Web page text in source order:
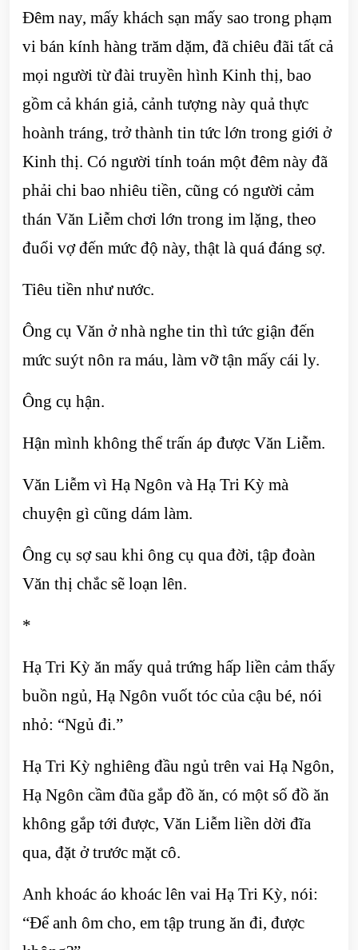
Đêm nay, mấy khách sạn mấy sao trong phạm
vi bán kính hàng trăm dặm, đã chiêu đãi tất cả
mọi người từ đài truyền hình Kinh thị, bao
gồm cả khán giả, cảnh tượng này quả thực
hoành tráng, trở thành tin tức lớn trong giới ở
Kinh thị. Có người tính toán một đêm này đã
phải chi bao nhiêu tiền, cũng có người cảm
thán Văn Liễm chơi lớn trong im lặng, theo
đuổi vợ đến mức độ này, thật là quá đáng sợ.
Tiêu tiền như nước.
Ông cụ Văn ở nhà nghe tin thì tức giận đến
mức suýt nôn ra máu, làm vỡ tận mấy cái ly.
Ông cụ hận.
Hận mình không thể trấn áp được Văn Liễm.
Văn Liễm vì Hạ Ngôn và Hạ Tri Kỳ mà
chuyện gì cũng dám làm.
Ông cụ sợ sau khi ông cụ qua đời, tập đoàn
Văn thị chắc sẽ loạn lên.
*
Hạ Tri Kỳ ăn mấy quả trứng hấp liền cảm thấy
buồn ngủ, Hạ Ngôn vuốt tóc của cậu bé, nói
nhỏ: “Ngủ đi.”
Hạ Tri Kỳ nghiêng đầu ngủ trên vai Hạ Ngôn,
Hạ Ngôn cầm đũa gắp đồ ăn, có một số đồ ăn
không gắp tới được, Văn Liễm liền dời đĩa
qua, đặt ở trước mặt cô.
Anh khoác áo khoác lên vai Hạ Tri Kỳ, nói:
“Để anh ôm cho, em tập trung ăn đi, được